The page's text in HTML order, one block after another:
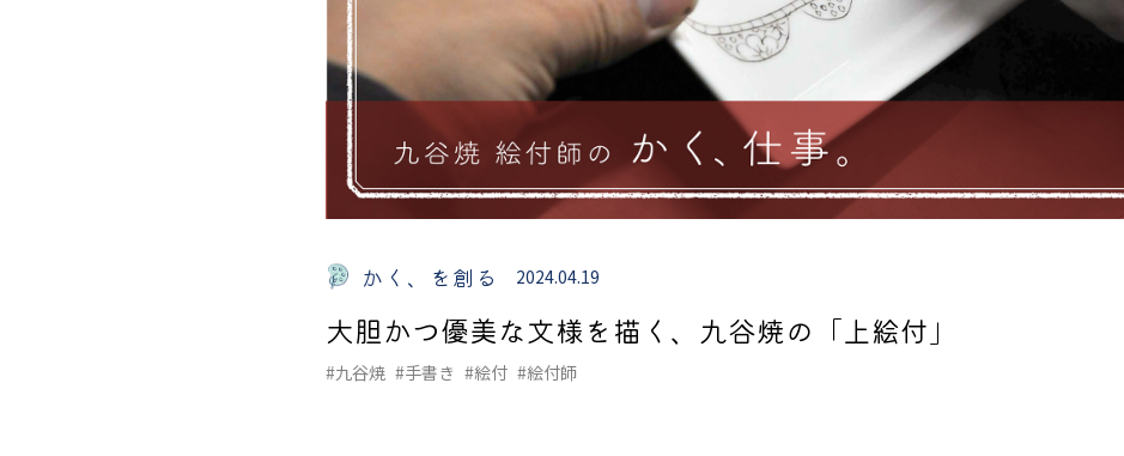
かく、を創る 2024.04.19
大胆かつ優美な文様を描く、九谷焼の「上絵付」
#九谷焼 #手書き #絵付 #絵付師